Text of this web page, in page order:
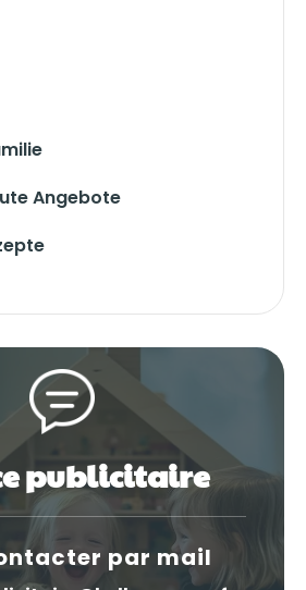
Angebote
publicitaire
par mail